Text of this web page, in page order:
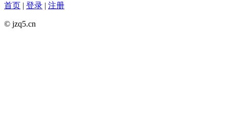
首页 | 登录 | 注册
© jzq5.cn